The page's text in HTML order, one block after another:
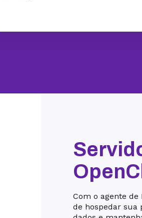
Com o agente
de hospedar sua